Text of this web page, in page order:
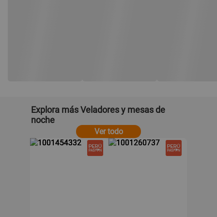
Explora más Veladores y mesas de
noche
Ver todo